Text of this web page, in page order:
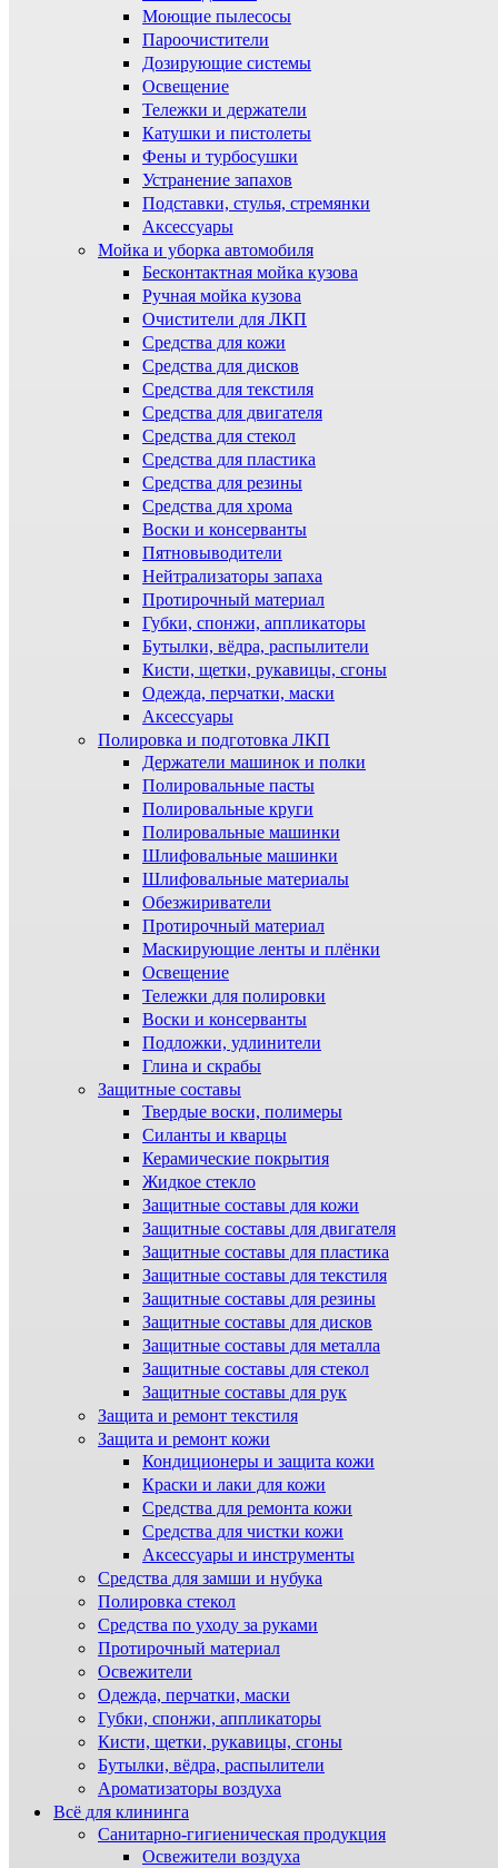
Моющие пылесосы
Пароочистители
Дозирующие системы
Освещение
Тележки и держатели
Катушки и пистолеты
Фены и турбосушки
Устранение запахов
Подставки, стулья, стремянки
Аксессуары
Мойка и уборка автомобиля
Бесконтактная мойка кузова
Ручная мойка кузова
Очистители для ЛКП
Средства для кожи
Средства для дисков
Средства для текстиля
Средства для двигателя
Средства для стекол
Средства для пластика
Средства для резины
Средства для хрома
Воски и консерванты
Пятновыводители
Нейтрализаторы запаха
Протирочный материал
Губки, спонжи, аппликаторы
Бутылки, вёдра, распылители
Кисти, щетки, рукавицы, сгоны
Одежда, перчатки, маски
Аксессуары
Полировка и подготовка ЛКП
Держатели машинок и полки
Полировальные пасты
Полировальные круги
Полировальные машинки
Шлифовальные машинки
Шлифовальные материалы
Обезжириватели
Протирочный материал
Маскирующие ленты и плёнки
Освещение
Тележки для полировки
Воски и консерванты
Подложки, удлинители
Глина и скрабы
Защитные составы
Твердые воски, полимеры
Силанты и кварцы
Керамические покрытия
Жидкое стекло
Защитные составы для кожи
Защитные составы для двигателя
Защитные составы для пластика
Защитные составы для текстиля
Защитные составы для резины
Защитные составы для дисков
Защитные составы для металла
Защитные составы для стекол
Защитные составы для рук
Защита и ремонт текстиля
Защита и ремонт кожи
Кондиционеры и защита кожи
Краски и лаки для кожи
Средства для ремонта кожи
Средства для чистки кожи
Аксессуары и инструменты
Средства для замши и нубука
Полировка стекол
Средства по уходу за руками
Протирочный материал
Освежители
Одежда, перчатки, маски
Губки, спонжи, аппликаторы
Кисти, щетки, рукавицы, сгоны
Бутылки, вёдра, распылители
Ароматизаторы воздуха
Всё для клининга
Санитарно-гигиеническая продукция
Освежители воздуха